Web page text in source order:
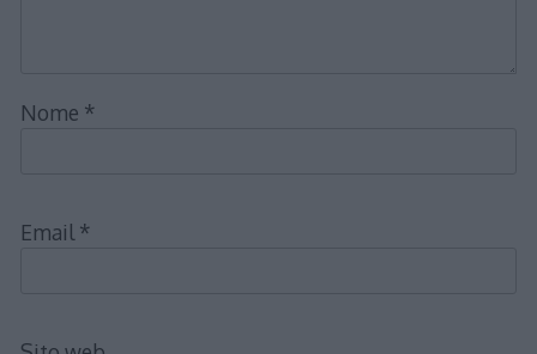
Nome *
Email *